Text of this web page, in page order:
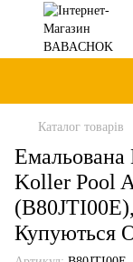
Каталог товарів
Емальована
Koller Pool
Купуються